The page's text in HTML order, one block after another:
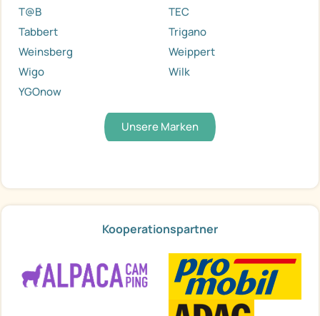
T@B
TEC
Tabbert
Trigano
Weinsberg
Weippert
Wigo
Wilk
YGOnow
Unsere Marken
Kooperationspartner